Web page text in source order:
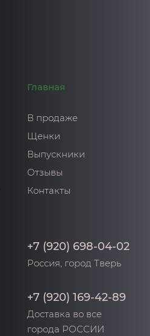
Главная
В продаже
Щенки
Выпускники
Отзывы
Контакты
+7 (920) 698-04-02
Россия, город Тверь
+7 (920) 169-42-89
Доставка во все
города РОССИИ